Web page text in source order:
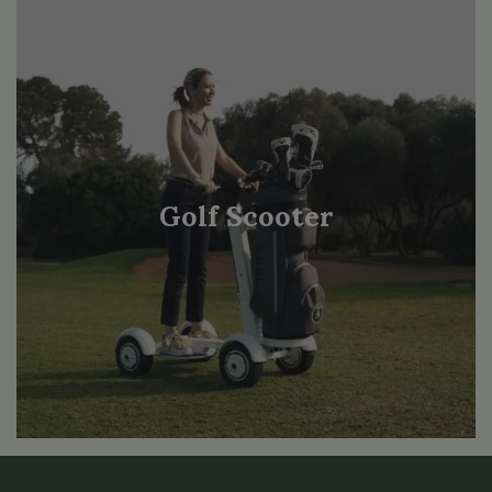
Golf Scooter